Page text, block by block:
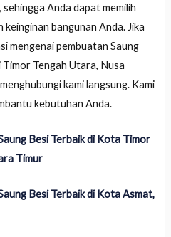
Anda dapat memilih
bangunan Anda. Jika
mengenai pembuatan Saung
Tengah Utara, Nusa
kami langsung. Kami
kebutuhan Anda.
Besi Terbaik di Kota Timor
Timur
Besi Terbaik di Kota Asmat,